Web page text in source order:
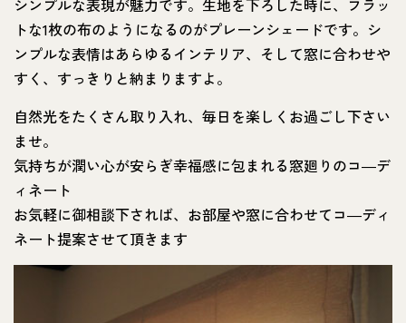
トな1枚の布のようになるのがプレーンシェードです。シ
ンプルな表情はあらゆるインテリア、そして窓に合わせや
すく、すっきりと納まりますよ。
自然光をたくさん取り入れ、毎日を楽しくお過ごし下さい
ませ。
気持ちが潤い心が安らぎ幸福感に包まれる窓廻りのコ―デ
ィネート
お気軽に御相談下されば、お部屋や窓に合わせてコ―ディ
ネート提案させて頂きます